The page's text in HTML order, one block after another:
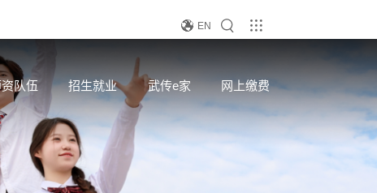
EN
队伍 招生就业 武传e家 网上缴费